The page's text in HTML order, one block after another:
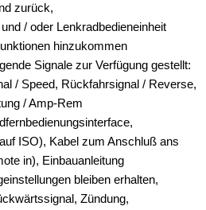
zurück,
/ oder Lenkradbedieneinheit
hinzukommen
Signale zur Verfügung gestellt:
/ Speed, Rückfahrsignal / Reverse,
/ Amp-Rem
ISO), Kabel zum Anschluß ans
in), Einbauanleitung
bleiben erhalten,
Zündung,